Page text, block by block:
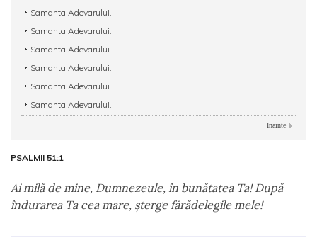
Samanta Adevarului...
Samanta Adevarului...
Samanta Adevarului...
Samanta Adevarului...
Samanta Adevarului...
Samanta Adevarului...
Inainte
PSALMII 51:1
Ai milă de mine, Dumnezeule, în bunătatea Ta! După
îndurarea Ta cea mare, şterge fărădelegile mele!